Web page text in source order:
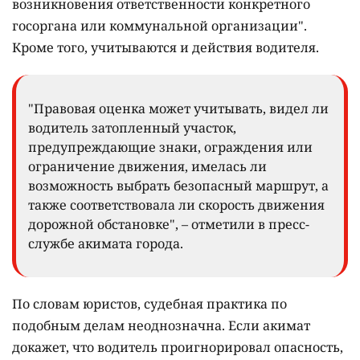
возникновения ответственности конкретного
госоргана или коммунальной организации".
Кроме того, учитываются и действия водителя.
"Правовая оценка может учитывать, видел ли
водитель затопленный участок,
предупреждающие знаки, ограждения или
ограничение движения, имелась ли
возможность выбрать безопасный маршрут, а
также соответствовала ли скорость движения
дорожной обстановке", – отметили в пресс-
службе акимата города.
По словам юристов, судебная практика по
подобным делам неоднозначна. Если акимат
докажет, что водитель проигнорировал опасность,